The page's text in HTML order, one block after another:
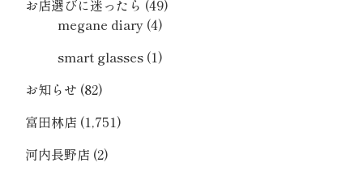
お店選びに迷ったら (49)
megane diary (4)
smart glasses (1)
お知らせ (82)
富田林店 (1,751)
河内長野店 (2)